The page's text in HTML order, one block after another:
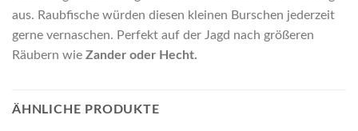
aus. Raubfische würden diesen kleinen Burschen jederzeit
gerne vernaschen. Perfekt auf der Jagd nach größeren
Räubern wie Zander oder Hecht.
ÄHNLICHE PRODUKTE